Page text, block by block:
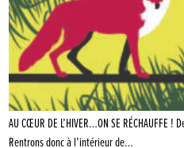
AU CŒUR DE L’HIVER…ON SE
Rentrons donc à l’intérieur de…